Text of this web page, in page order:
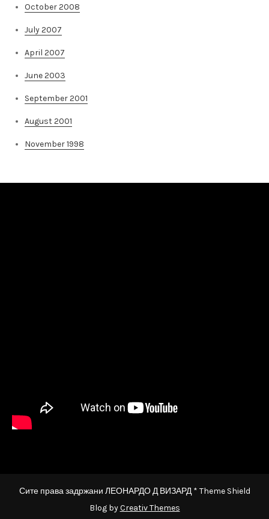
October 2008
July 2007
April 2007
June 2003
September 2001
August 2001
November 1998
Сите права задржани ЛЕОНАРДО Д ВИЗАРД * Theme Shield
Blog byCreativ Themes